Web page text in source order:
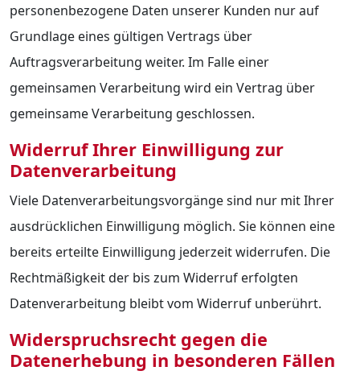
personenbezogene Daten unserer Kunden nur auf
Grundlage eines gültigen Vertrags über
Auftragsverarbeitung weiter. Im Falle einer
gemeinsamen Verarbeitung wird ein Vertrag über
gemeinsame Verarbeitung geschlossen.
Widerruf Ihrer Einwilligung zur
Datenverarbeitung
Viele Datenverarbeitungsvorgänge sind nur mit Ihrer
ausdrücklichen Einwilligung möglich. Sie können eine
bereits erteilte Einwilligung jederzeit widerrufen. Die
Rechtmäßigkeit der bis zum Widerruf erfolgten
Datenverarbeitung bleibt vom Widerruf unberührt.
Widerspruchsrecht gegen die
Datenerhebung in besonderen Fällen